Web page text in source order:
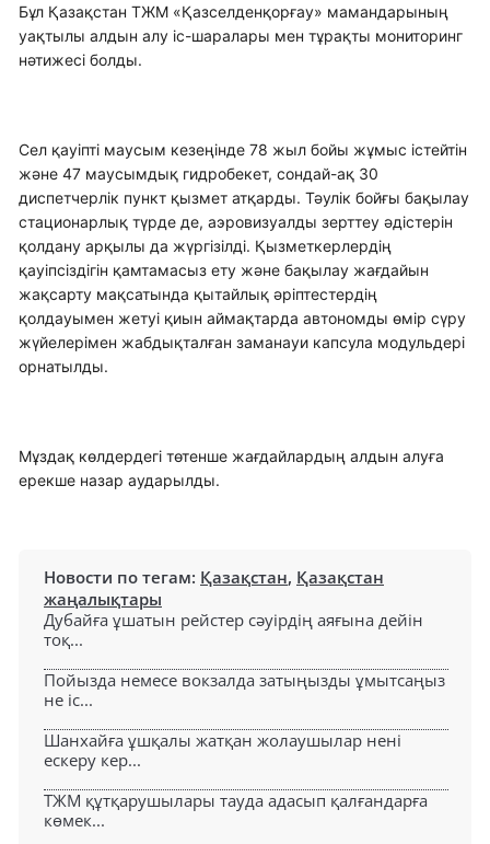
Бұл Қазақстан ТЖМ «Қазселденқорғау» мамандарының
уақтылы алдын алу іс-шаралары мен тұрақты мониторинг
нәтижесі болды.
Сел қауіпті маусым кезеңінде 78 жыл бойы жұмыс істейтін
және 47 маусымдық гидробекет, сондай-ақ 30
диспетчерлік пункт қызмет атқарды. Тәулік бойғы бақылау
стационарлық түрде де, аэровизуалды зерттеу әдістерін
қолдану арқылы да жүргізілді. Қызметкерлердің
қауіпсіздігін қамтамасыз ету және бақылау жағдайын
жақсарту мақсатында қытайлық әріптестердің
қолдауымен жетуі қиын аймақтарда автономды өмір сүру
жүйелерімен жабдықталған заманауи капсула модульдері
орнатылды.
Мұздақ көлдердегі төтенше жағдайлардың алдын алуға
ерекше назар аударылды.
Новости по тегам: Қазақстан, Қазақстан
жаңалықтары
Дубайға ұшатын рейстер сәуірдің аяғына дейін
тоқ...
Пойызда немесе вокзалда затыңызды ұмытсаңыз
не іс...
Шанхайға ұшқалы жатқан жолаушылар нені
ескеру кер...
ТЖМ құтқарушылары тауда адасып қалғандарға
көмек...